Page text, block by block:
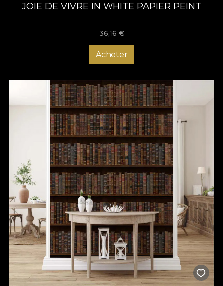
JOIE DE VIVRE IN WHITE PAPIER PEINT
36,16 €
Acheter